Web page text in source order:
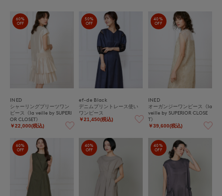
60%
OFF
INED
シャーリングプリーツワン
ピース《la veille by SUPERI
OR CLOSET》
￥22,000(税込)
50%
OFF
ef-de Black
デニムプリントレース使い
ワンピース
￥21,450(税込)
40%
OFF
INED
オーガンジーワンピース《la
veille by SUPERIOR CLOSE
T》
￥39,600(税込)
60%
OFF
40%
OFF
40%
OFF